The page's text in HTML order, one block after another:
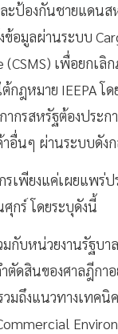
ะป้องกันชายแดนส
อมูลผ่านระบบ
(CSMS) เพื่อยกเ
ฎหมาย IEEPA โด
ากรสหรัฐต้องประก
อื่นๆ ผ่านระบบดังก
เพียงแค่เผยแพร่ป
กร์ โดยระบุดังนี้
มกับหน่วยงานรัฐบ
ตัดสินของศาลฎีกา
วมถึงแนวทางเทค